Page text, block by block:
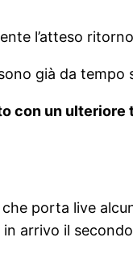
l’atteso
già da tempo
con un
che porta live
arrivo il secondo